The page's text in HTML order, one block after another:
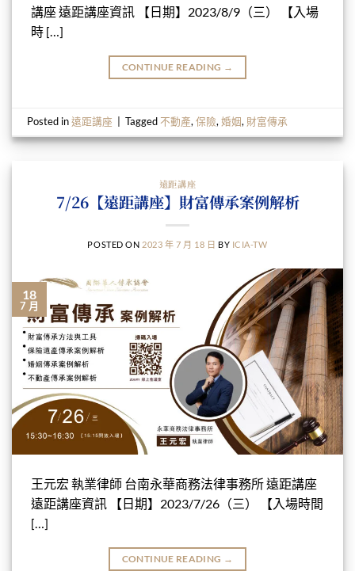
講座 遠距講座資訊 【日期】2023/8/9（三） 【入場
時 […]
CONTINUE READING →
Posted in遠距講座 Tagged不動產,保險,婚姻, 財富傳承
遠距講座
7/26【遠距講座】財富傳承案例解析
POSTED ON 2023 年 7 月 18 日 BY ICIA-TW
18
7 月
王元宏 執業律師 台南永華商務法律事務所 遠距講座
遠距講座資訊 【日期】2023/7/26（三） 【入場時間
[…]
CONTINUE READING →